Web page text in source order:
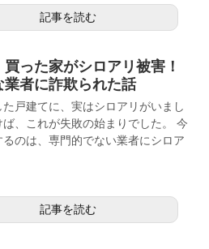
記事を読む
買った家がシロアリ被害！
業者に詐欺られた話
た戸建てに、実はシロアリがいまし
ば、これが失敗の始まりでした。 今
のは、専門的でない業者にシロア
記事を読む